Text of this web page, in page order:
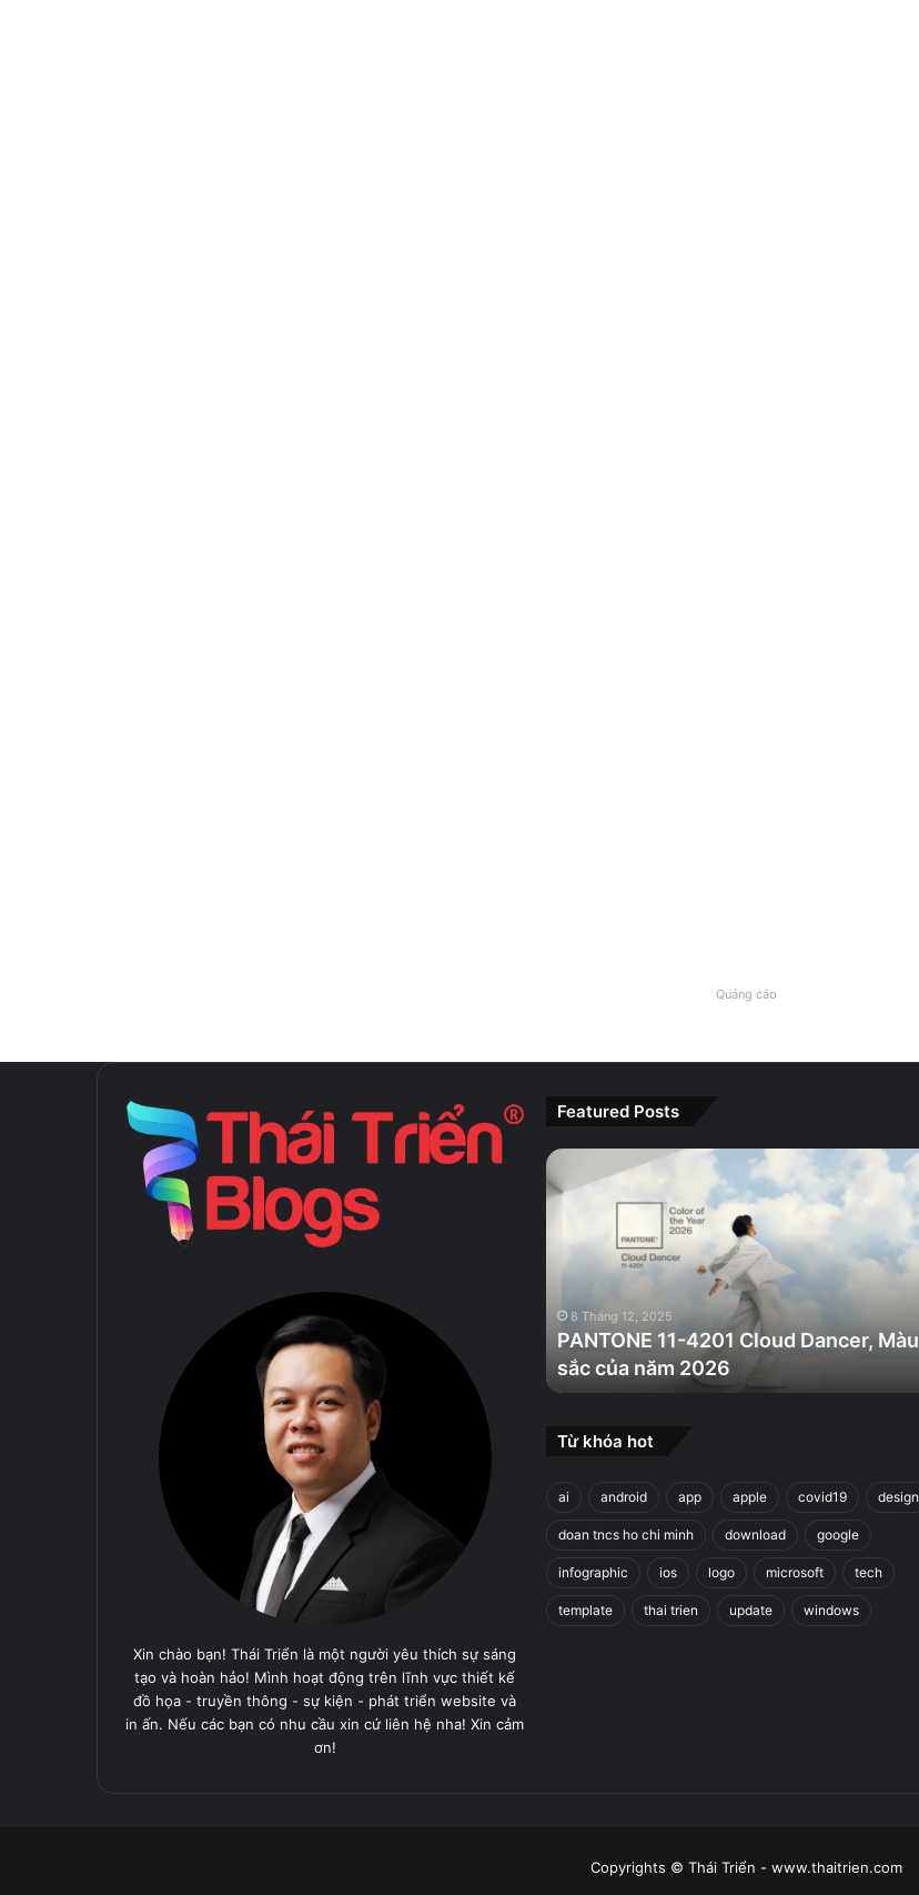
Quảng cáo
Xin chào bạn! Thái Triển là một người yêu thích sự sáng
tạo và hoàn hảo! Mình hoạt động trên lĩnh vực thiết kế
đồ họa - truyền thông - sự kiện - phát triển website và
in ấn. Nếu các bạn có nhu cầu xin cứ liên hệ nha! Xin cảm
ơn!
Featured Posts
PANTONE
11-
Màu
của
năm
2026
8 Tháng 12, 2025
PANTONE 11-4201 Cloud Dancer, Màu
sắc của năm 2026
Từ khóa hot
ai android app apple covid19 design
doan tncs ho chi minh download google
infographic ios logo microsoft tech
template thai trien update windows
Copyrights © Thái Triển - www.thaitrien.com